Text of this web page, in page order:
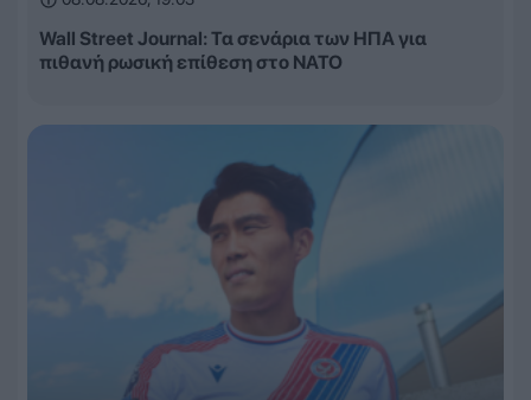
Wall Street Journal: Τα σενάρια των ΗΠΑ για
πιθανή ρωσική επίθεση στο ΝΑΤΟ